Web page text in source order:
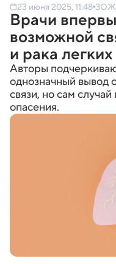
23 июня 2025, 11:48 ЗОЖ
Врачи
возможной
и рака легких
Авторы
однозначный вывод
связи, но сам
опасения.